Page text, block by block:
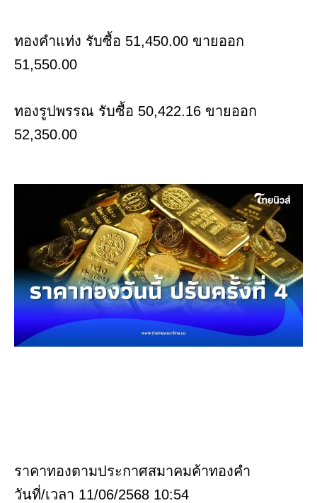
ทองคำแท่ง รับซื้อ 51,450.00 ขายออก
51,550.00
ทองรูปพรรณ รับซื้อ 50,422.16 ขายออก
52,350.00
ราคาทองตามประกาศสมาคมค้าทองคำ
วันที่/เวลา 11/06/2568 10:54